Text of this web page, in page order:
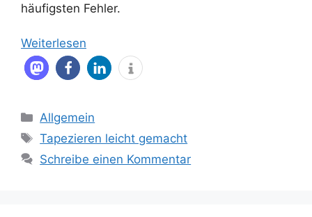
häufigsten Fehler.
Weiterlesen
Kategorien
Allgemein
Schlagwörter
Tapezieren leicht gemacht
Schreibe einen Kommentar